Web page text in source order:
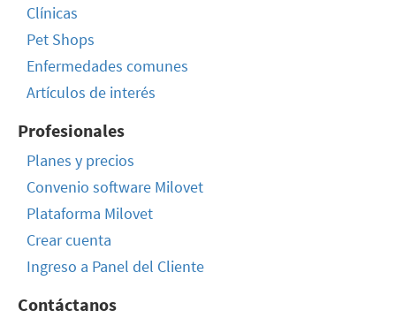
Clínicas
Pet Shops
Enfermedades comunes
Artículos de interés
Profesionales
Planes y precios
Convenio software Milovet
Plataforma Milovet
Crear cuenta
Ingreso a Panel del Cliente
Contáctanos